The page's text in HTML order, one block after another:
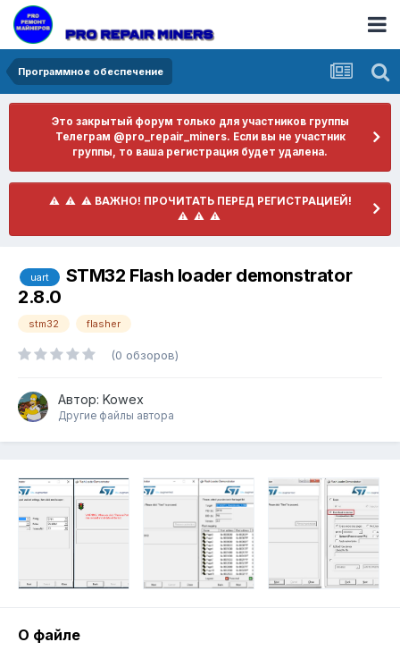
Программное обеспечение
Это закрытый форум только для участников группы
Телеграм @pro_repair_miners. Если вы не участник
группы, то ваша регистрация будет удалена.
​ ⚠️ ​​ ⚠️ ​​ ⚠️ ​ВАЖНО! ПРОЧИТАТЬ ПЕРЕД РЕГИСТРАЦИЕЙ! ​
⚠️ ​​ ⚠️ ​​ ⚠️ ​
uart
STM32 Flash loader demonstrator
2.8.0
stm32 flasher
(0 обзоров)
Автор: Kowex
Другие файлы автора
О файле